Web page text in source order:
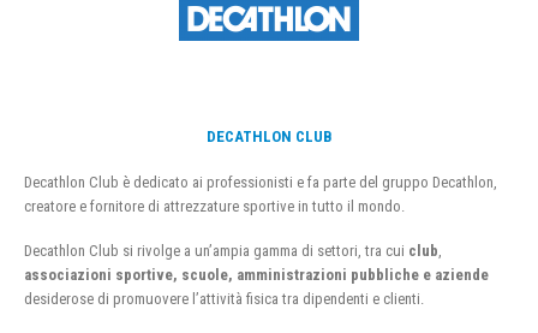
DECATHLON CLUB
Decathlon Club è dedicato ai professionisti e fa parte del gruppo Decathlon,
creatore e fornitore di attrezzature sportive in tutto il mondo.
Decathlon Club si rivolge a un’ampia gamma di settori, tra cui club
associazioni sportive, scuole, amministrazioni pubbliche e aziende
desiderose di promuovere l’attività fisica tra dipendenti e clienti.